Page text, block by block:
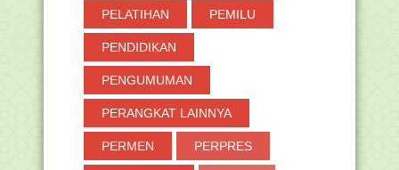
PELATIHAN PEMILU
PENDIDIKAN
PENGUMUMAN
PERANGKAT LAINNYA
PERMEN PERPRES